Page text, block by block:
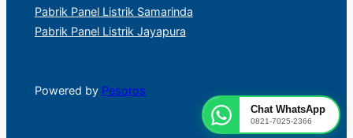
Chat WhatsApp
0821-7025-2366
Pabrik Panel Listrik Samarinda
Pabrik Panel Listrik Jayapura
Powered by Pesoros